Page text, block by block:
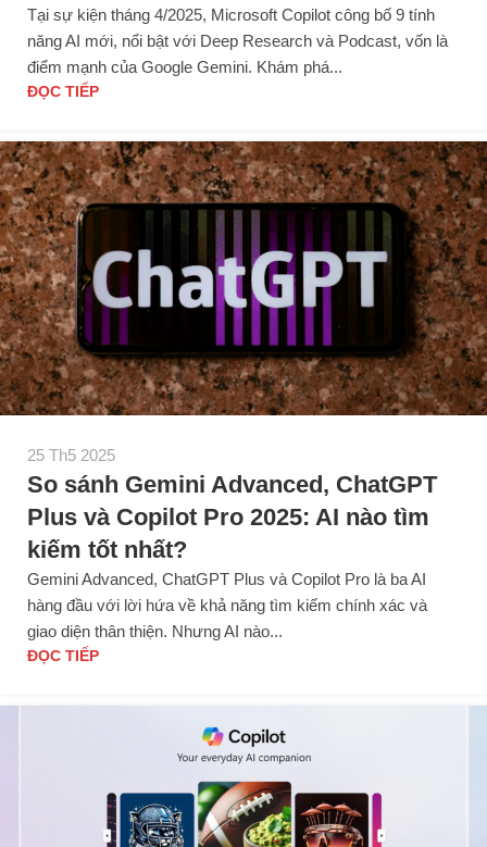
Tại sự kiện tháng 4/2025, Microsoft Copilot công bố 9 tính
năng AI mới, nổi bật với Deep Research và Podcast, vốn là
điểm mạnh của Google Gemini. Khám phá...
ĐỌC TIẾP
25 Th5 2025
So sánh Gemini Advanced, ChatGPT
Plus và Copilot Pro 2025: AI nào tìm
kiếm tốt nhất?
Gemini Advanced, ChatGPT Plus và Copilot Pro là ba AI
hàng đầu với lời hứa về khả năng tìm kiếm chính xác và
giao diện thân thiện. Nhưng AI nào...
ĐỌC TIẾP